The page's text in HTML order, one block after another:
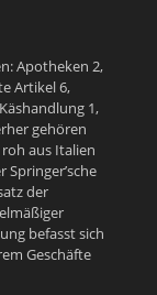
Apotheken 2,
Artikel 6,
1,
gehören
aus Italien
der
befasst sich
Geschäfte